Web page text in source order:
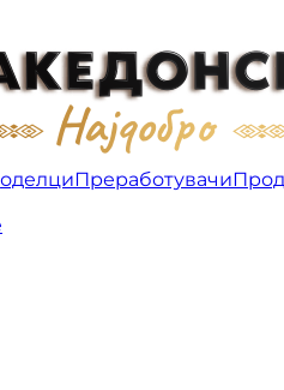
најдобро
Преработувачи